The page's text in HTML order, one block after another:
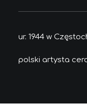
ur. 1944 w
polski artysta